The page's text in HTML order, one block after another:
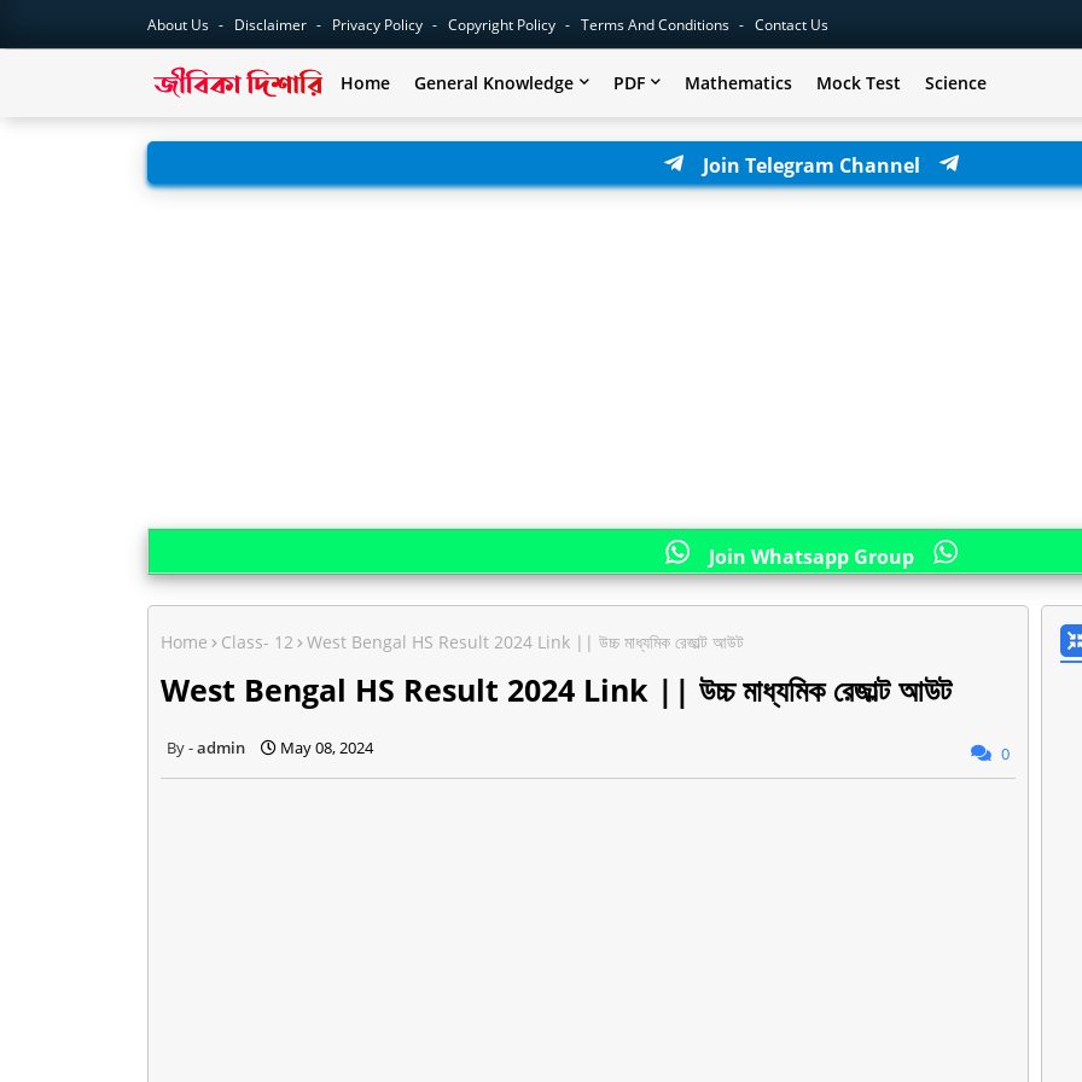
About Us Disclaimer Privacy Policy Copyright Policy Terms And Conditions Contact Us
Home General Knowledge PDF Mathematics Mock Test Science
Join Telegram Channel
Join Whatsapp Group
Home Class- 12 West Bengal HS Result 2024 Link || উচ্চ মাধ্যমিক রেজাল্ট আউট
West Bengal HS Result 2024 Link || উচ্চ মাধ্যমিক রেজাল্ট আউট
admin May 08, 2024 0